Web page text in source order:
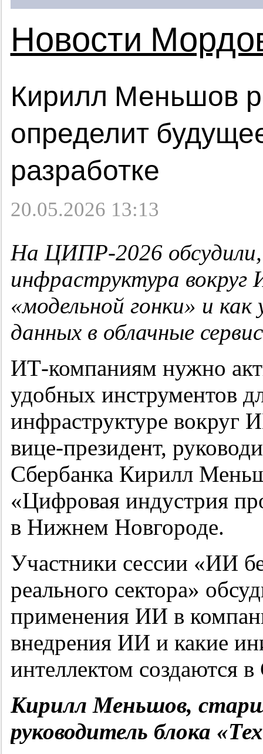
Новости
Кирилл Меньшов
определит
разработке
20.05.2026 13:13
На ЦИПР-2026
инфраструктура
«модельной гонки» и
данных в облачные
ИТ-компаниям нужно
удобных инструментов
инфраструктуре вокруг
вице-президент,
Сбербанка Кирилл
«Цифровая индустрия
в Нижнем Новгороде.
Участники сессии «ИИ
реального сектора»
применения ИИ в
внедрения ИИ и какие
интеллектом создаются в
Кирилл Меньшов,
руководитель блока